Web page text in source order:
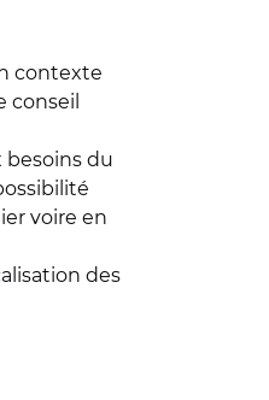
contexte
conseil
besoins du
voire en
des